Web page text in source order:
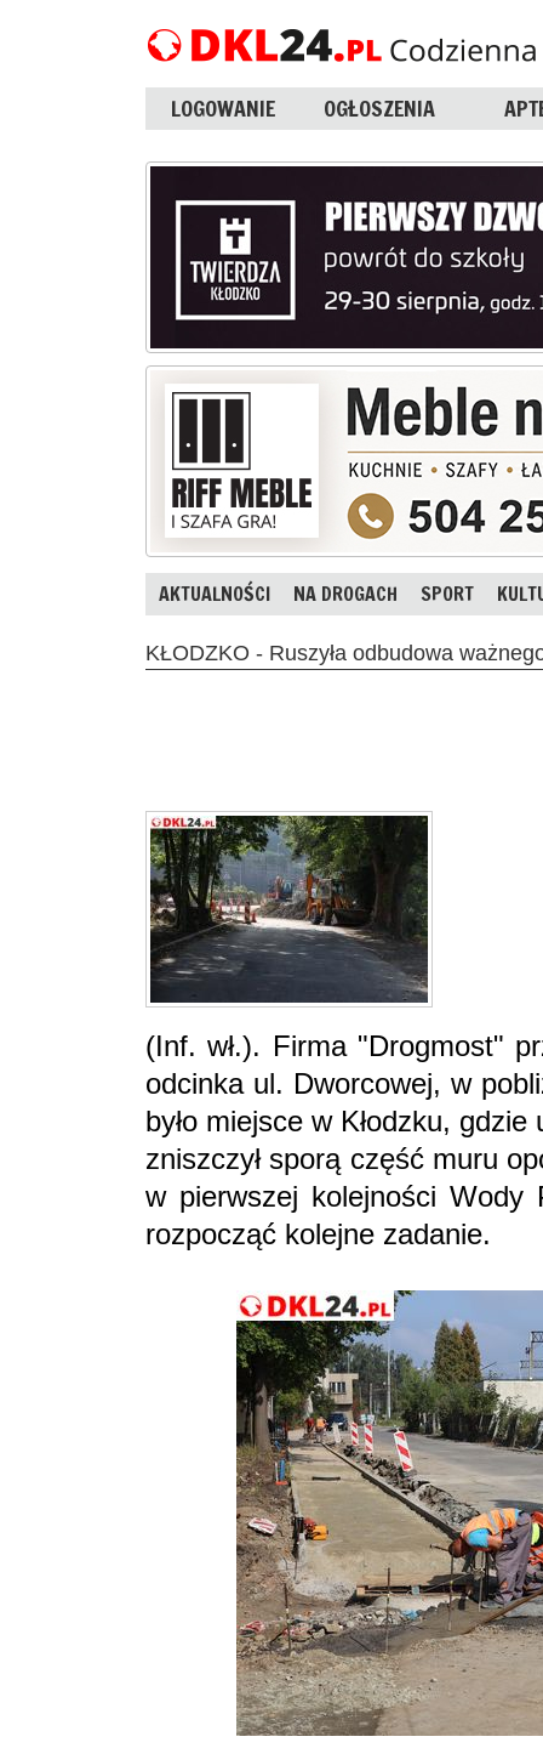
LOGOWANIE OGŁOSZENIA
AKTUALNOŚCI NA DROGACH SPORT
KŁODZKO - Ruszyła odbudowa
(Inf. wł.). Firma "Drogmost"
odcinka ul. Dworcowej, w
było miejsce w Kłodzku, gdzie
zniszczył sporą część muru
w pierwszej kolejności Wody
rozpocząć kolejne zadanie.